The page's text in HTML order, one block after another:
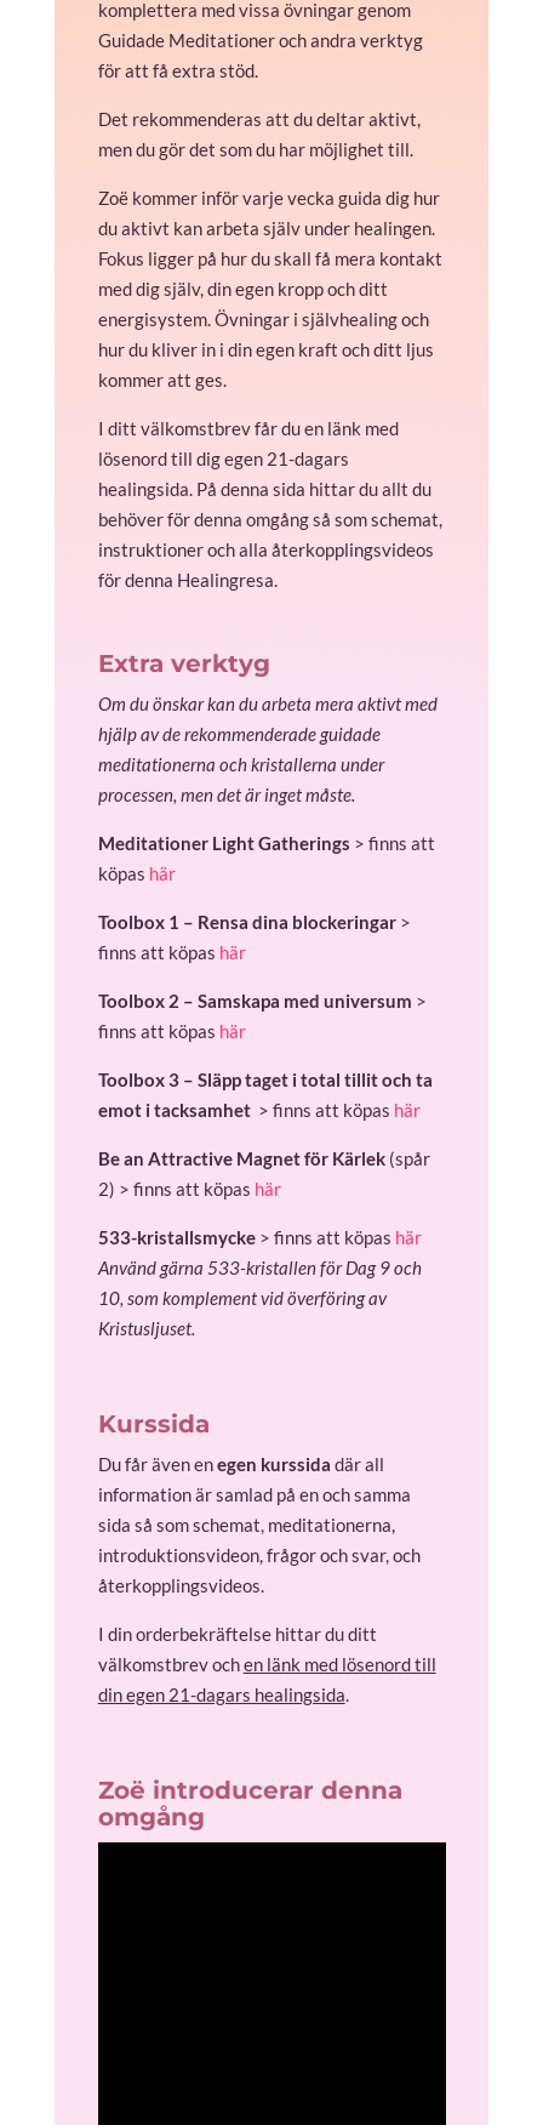
komplettera med vissa övningar genom
Guidade Meditationer och andra verktyg
för att få extra stöd.
Det rekommenderas att du deltar aktivt,
men du gör det som du har möjlighet till.
Zoë kommer inför varje vecka guida dig hur
du aktivt kan arbeta själv under healingen.
Fokus ligger på hur du skall få mera kontakt
med dig själv, din egen kropp och ditt
energisystem. Övningar i självhealing och
hur du kliver in i din egen kraft och ditt ljus
kommer att ges.
I ditt välkomstbrev får du en länk med
lösenord till dig egen 21-dagars
healingsida. På denna sida hittar du allt du
behöver för denna omgång så som schemat,
instruktioner och alla återkopplingsvideos
för denna Healingresa.
Extra verktyg
Om du önskar kan du arbeta mera aktivt med
hjälp av de rekommenderade guidade
meditationerna och kristallerna under
processen, men det är inget måste.
Meditationer Light Gatherings > finns att
köpas här
Toolbox 1 – Rensa dina blockeringar>
finns att köpas här
Toolbox 2 – Samskapa med universum >
finns att köpas här
Toolbox 3 – Släpp taget i total tillit och ta
emot i tacksamhet> finns att köpas här
Be an Attractive Magnet för Kärlek(spår
2) > finns att köpas här
533-kristallsmycke> finns att köpas här
Använd gärna 533-kristallen för Dag 9 och
10, som komplement vid överföring av
Kristusljuset.
Kurssida
Du får även enegen kurssida där all
information är samlad på en och samma
sida så som schemat, meditationerna,
introduktionsvideon, frågor och svar, och
återkopplingsvideos.
I din orderbekräftelse hittar du ditt
välkomstbrev ochen länk med lösenord till
din egen 21-dagars healingsida.
Zoë introducerar denna
omgång